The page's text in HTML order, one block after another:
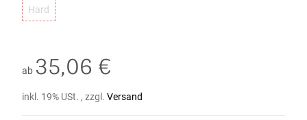
Hard Hard
ab 35,06 €
inkl. 19% USt. , zzgl. Versand